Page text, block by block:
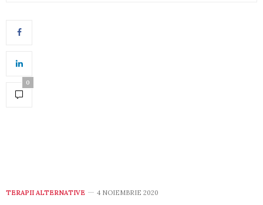
0
TERAPII ALTERNATIVE 4 NOIEMBRIE 2020